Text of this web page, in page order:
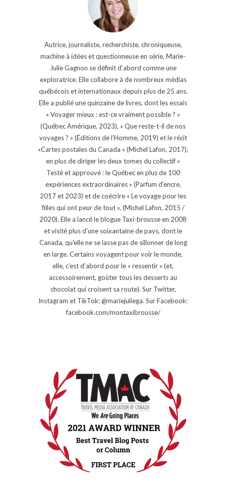
Autrice, journaliste, recherchiste, chroniqueuse,
machine à idées et questionneuse en série, Marie-
Julie Gagnon se définit d’abord comme une
exploratrice. Elle collabore à de nombreux médias
québécois et internationaux depuis plus de 25 ans.
Elle a publié une quinzaine de livres, dont les essais
« Voyager mieux : est-ce vraiment possible ? »
(Québec Amérique, 2023), « Que reste-t-il de nos
voyages ? » (Éditions de l'Homme, 2019) et le récit
«Cartes postales du Canada » (Michel Lafon, 2017),
en plus de diriger les deux tomes du collectif «
Testé et approuvé : le Québec en plus de 100
expériences extraordinaires » (Parfum d'encre,
2017 et 2023) et de coécrire « Le voyage pour les
filles qui ont peur de tout », (Michel Lafon, 2015 /
2020). Elle a lancé le blogue Taxi-brousse en 2008
et visité plus d'une soixantaine de pays, dont le
Canada, qu'elle ne se lasse pas de sillonner de long
en large. Certains voyagent pour voir le monde,
elle, c’est d’abord pour le « ressentir » (et,
accessoirement, goûter tous les desserts au
chocolat qui croisent sa route). Sur Twitter,
Instagram et TikTok: @mariejuliega. Sur Facebook:
facebook.com/montaxibrousse/